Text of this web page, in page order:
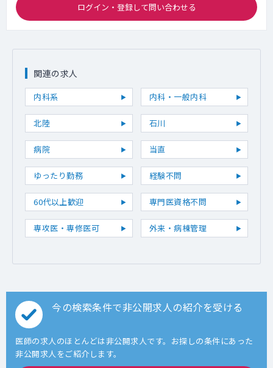
ログイン・登録して問い合わせる
関連の求人
内科系 内科・一般内科
北陸 石川
病院 当直
ゆったり勤務 経験不問
60代以上歓迎 専門医資格不問
専攻医・専修医可 外来・病棟管理
今の検索条件で非公開求人の紹介を受ける
医師の求人のほとんどは非公開求人です。お探しの条件にあった
非公開求人をご紹介します。